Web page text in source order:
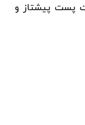
پست پیشتاز و